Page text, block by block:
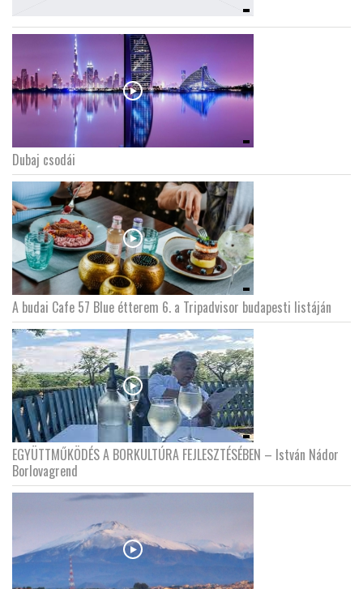
Dubaj csodái
A budai Cafe 57 Blue étterem 6. a Tripadvisor budapesti listáján
EGYÜTTMŰKÖDÉS A BORKULTÚRA FEJLESZTÉSÉBEN – István Nádor
Borlovagrend